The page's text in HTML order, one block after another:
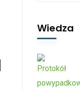
Wiedza